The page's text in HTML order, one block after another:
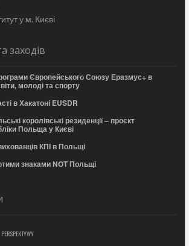
у м. Києві
заходів
Європейського Союзу Еразмус+ в
молоді та спорту
в Хакатоні EUSDR
королівські резиденції – проєкт
Польща у Києві
КПІ в Польщі
знаками NOT Польщі
PERSPEKTYWY